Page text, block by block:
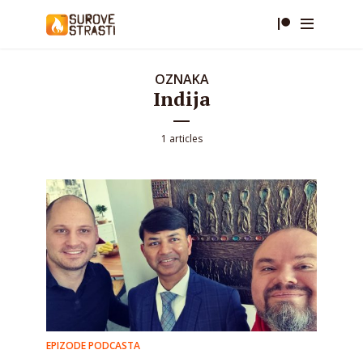
OZNAKA
Indija
1 articles
EPIZODE PODCASTA